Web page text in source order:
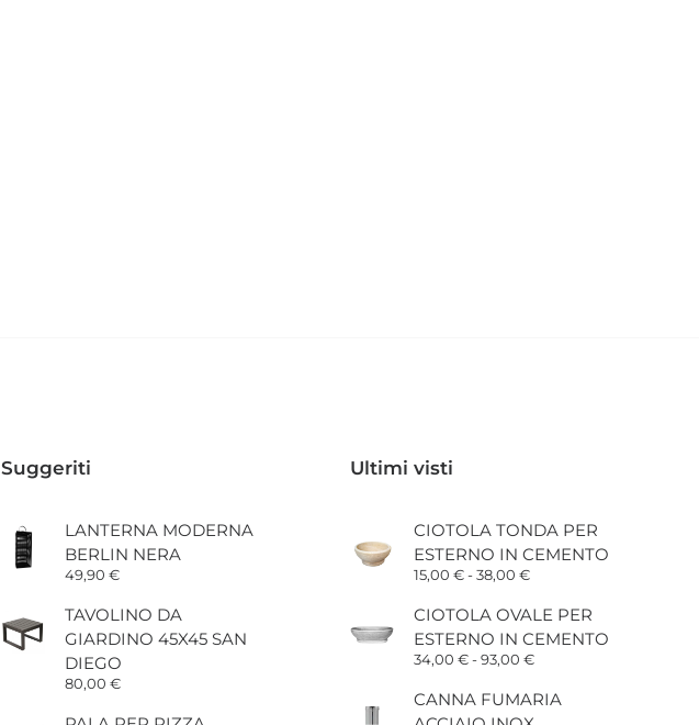
Suggeriti
LANTERNA MODERNA
BERLIN NERA
49,90 €
TAVOLINO DA
GIARDINO 45X45 SAN
DIEGO
80,00 €
Ultimi visti
CIOTOLA TONDA PER
ESTERNO IN CEMENTO
15,00 €-38,00 €Fascia
prezzo:
da
15,00 €
a
CIOTOLA OVALE PER
ESTERNO IN CEMENTO
34,00 €-93,00 €Fascia
prezzo:
da
CANNA FUMARIA